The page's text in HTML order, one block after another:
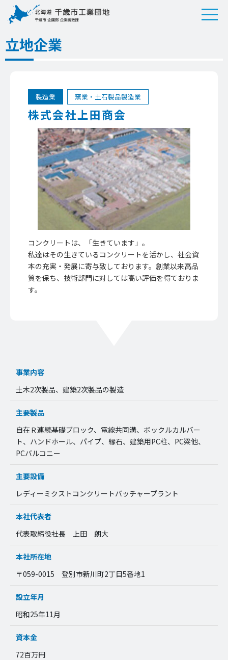
立地企業
製造業 窯業・土石製品製造業
株式会社上田商会
コンクリートは、「生きています」。
私達はその生きているコンクリートを活かし、社会資
本の充実・発展に寄与致しております。創業以来高品
質を保ち、技術部門に対しては高い評価を得ておりま
す。
事業内容
土木2次製品、建築2次製品の製造
主要製品
自在Ｒ連続基礎ブロック、電線共同溝、ボックルカルバー
ト、ハンドホール、パイプ、縁石、建築用PC柱、PC梁他、
PCバルコニー
主要設備
レディーミクストコンクリートバッチャープラント
本社代表者
代表取締役社長 上田 朗大
本社所在地
〒059-0015 登別市新川町2丁目5番地1
設立年月
昭和25年11月
資本金
72百万円